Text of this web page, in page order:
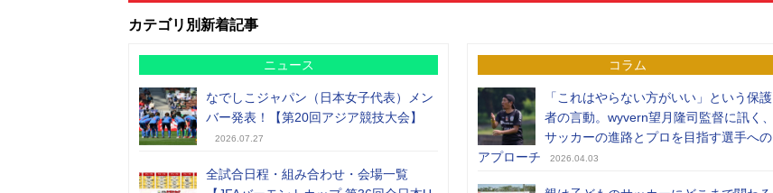
カテゴリ別新着記事
ニュース
なでしこジャパン（日本女子代表）メン
バー発表！【第20回アジア競技大会】
2026.07.27
全試合日程・組み合わせ・会場一覧
コラム
「これはやらない方がいい」という保護
者の言動。wyvern望月隆司監督に訊く、
サッカーの進路とプロを目指す選手への
アプローチ
2026.04.03